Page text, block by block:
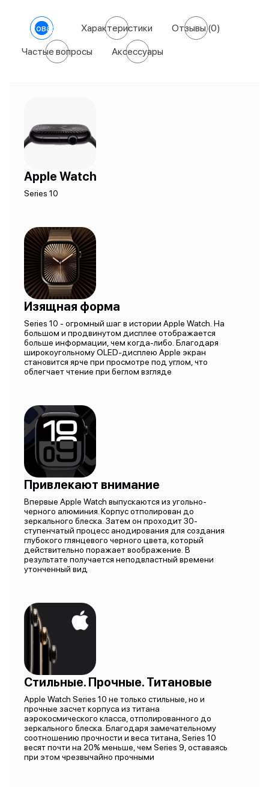
О товаре Характеристики Отзывы(0)
Частые вопросы Аксессуары
Apple Watch
Series 10
Изящная форма
Series 10 - огромный шаг в истории Apple Watch. На
большом и продвинутом дисплее отображается
больше информации, чем когда-либо. Благодаря
широкоугольному OLED-дисплею Apple экран
становится ярче при просмотре под углом, что
облегчает чтение при беглом взгляде
Привлекают внимание
Впервые Apple Watch выпускаются из угольно-
черного алюминия. Корпус отполирован до
зеркального блеска. Затем он проходит 30-
ступенчатый процесс анодирования для создания
глубокого глянцевого черного цвета, который
действительно поражает воображение. В
результате получается неподвластный времени
утонченный вид
Стильные. Прочные. Титановые
Apple Watch Series 10 не только стильные, но и
прочные засчет корпуса из титана
аэрокосмического класса, отполированного до
зеркального блеска. Благодаря замечательному
соотношению прочности и веса титана, Series 10
весят почти на 20% меньше, чем Series 9, оставаясь
при этом чрезвычайно прочными